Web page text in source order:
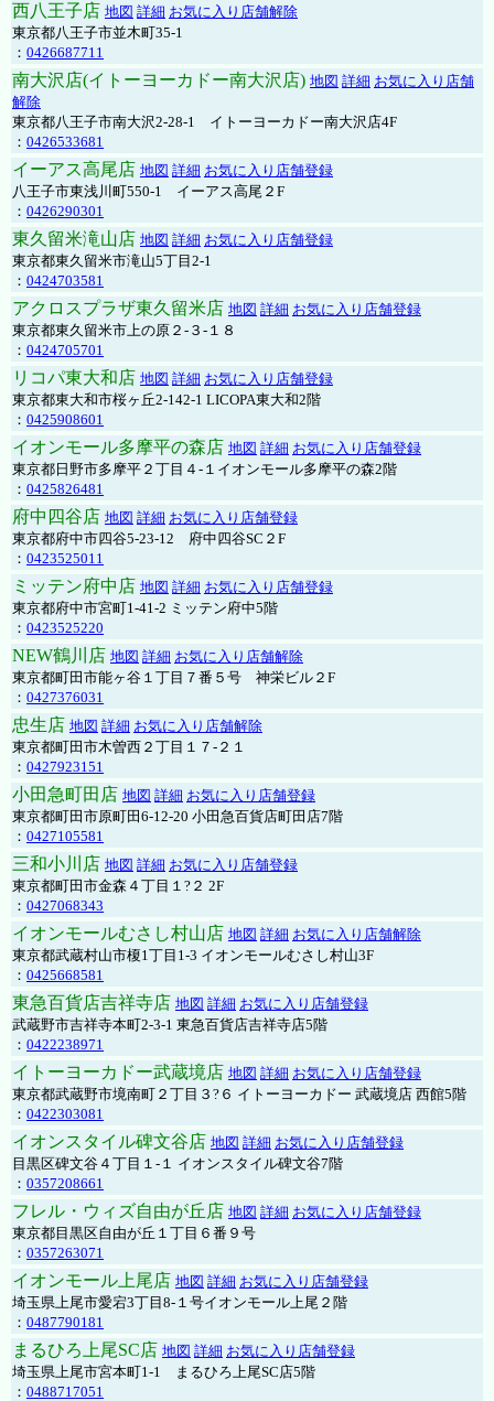
西八王子店 地図 詳細 お気に入り店舗解除
東京都八王子市並木町35-1
： 0426687711
南大沢店(イトーヨーカドー南大沢店) 地図 詳細 お気に入り店舗
解除
東京都八王子市南大沢2-28-1 イトーヨーカドー南大沢店4F
： 0426533681
イーアス高尾店 地図 詳細 お気に入り店舗登録
八王子市東浅川町550-1 イーアス高尾２F
： 0426290301
東久留米滝山店 地図 詳細 お気に入り店舗登録
東京都東久留米市滝山5丁目2-1
： 0424703581
アクロスプラザ東久留米店 地図 詳細 お気に入り店舗登録
東京都東久留米市上の原２-３-１８
： 0424705701
リコパ東大和店 地図 詳細 お気に入り店舗登録
東京都東大和市桜ヶ丘2-142-1 LICOPA東大和2階
： 0425908601
イオンモール多摩平の森店 地図 詳細 お気に入り店舗登録
東京都日野市多摩平２丁目４-１イオンモール多摩平の森2階
： 0425826481
府中四谷店 地図 詳細 お気に入り店舗登録
東京都府中市四谷5-23-12 府中四谷SC２F
： 0423525011
ミッテン府中店 地図 詳細 お気に入り店舗登録
東京都府中市宮町1-41-2 ミッテン府中5階
： 0423525220
NEW鶴川店 地図 詳細 お気に入り店舗解除
東京都町田市能ヶ谷１丁目７番５号 神栄ビル２F
： 0427376031
忠生店 地図 詳細 お気に入り店舗解除
東京都町田市木曽西２丁目１７-２１
： 0427923151
小田急町田店 地図 詳細 お気に入り店舗登録
東京都町田市原町田6-12-20 小田急百貨店町田店7階
： 0427105581
三和小川店 地図 詳細 お気に入り店舗登録
東京都町田市金森４丁目１?２ 2F
： 0427068343
イオンモールむさし村山店 地図 詳細 お気に入り店舗解除
東京都武蔵村山市榎1丁目1-3 イオンモールむさし村山3F
： 0425668581
東急百貨店吉祥寺店 地図 詳細 お気に入り店舗登録
武蔵野市吉祥寺本町2-3-1 東急百貨店吉祥寺店5階
： 0422238971
イトーヨーカドー武蔵境店 地図 詳細 お気に入り店舗登録
東京都武蔵野市境南町２丁目３?６ イトーヨーカドー 武蔵境店 西館5階
： 0422303081
イオンスタイル碑文谷店 地図 詳細 お気に入り店舗登録
目黒区碑文谷４丁目１-１ イオンスタイル碑文谷7階
： 0357208661
フレル・ウィズ自由が丘店 地図 詳細 お気に入り店舗登録
東京都目黒区自由が丘１丁目６番９号
： 0357263071
イオンモール上尾店 地図 詳細 お気に入り店舗登録
埼玉県上尾市愛宕3丁目8-１号イオンモール上尾２階
： 0487790181
まるひろ上尾SC店 地図 詳細 お気に入り店舗登録
埼玉県上尾市宮本町1-1 まるひろ上尾SC店5階
： 0488717051